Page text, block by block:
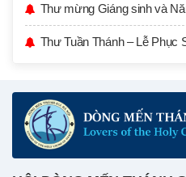
Thư mừng Giáng sinh và
Thư Tuần Thánh – Lễ Phục